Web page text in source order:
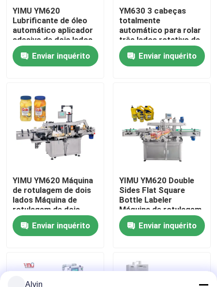
Casa
Produtos
Vídeos
Sobre nós
Excursão da fábrica
Controle da qualidade
Contacte-nos
Notícia
máquina de etiquetas automática
YIMU YM620
Lubrificante de óleo
automático aplicador
adesivo de dois lados
para garrafas de
detergente de roupa
Enviar inquérito
YM630 3 cabeças
totalmente
automático para rolar
três lados rotativo de
garrafa quadrada
Enviar inquérito
YIMU YM620 Máquina
de rotulagem de dois
lados Máquina de
rotulagem de dois
lados para garrafas
quadradasEnviar inquérito
YIMU YM620 Double
Sides Flat Square
Bottle Labeler
Máquina de rotulagem
automática para
garrafas de óleo
lubrificante
Enviar inquérito
Alvin